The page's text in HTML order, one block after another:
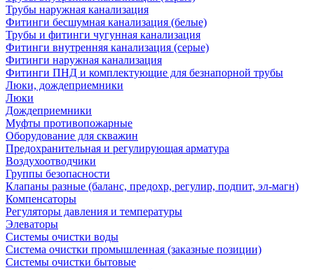
Трубы наружная канализация
Фитинги бесшумная канализация (белые)
Трубы и фитинги чугунная канализация
Фитинги внутренняя канализация (серые)
Фитинги наружная канализация
Фитинги ПНД и комплектующие для безнапорной трубы
Люки, дождеприемники
Люки
Дождеприемники
Муфты противопожарные
Оборудование для скважин
Предохранительная и регулирующая арматура
Воздухоотводчики
Группы безопасности
Клапаны разные (баланс, предохр, регулир, подпит, эл-магн)
Компенсаторы
Регуляторы давления и температуры
Элеваторы
Системы очистки воды
Система очистки промышленная (заказные позиции)
Системы очистки бытовые